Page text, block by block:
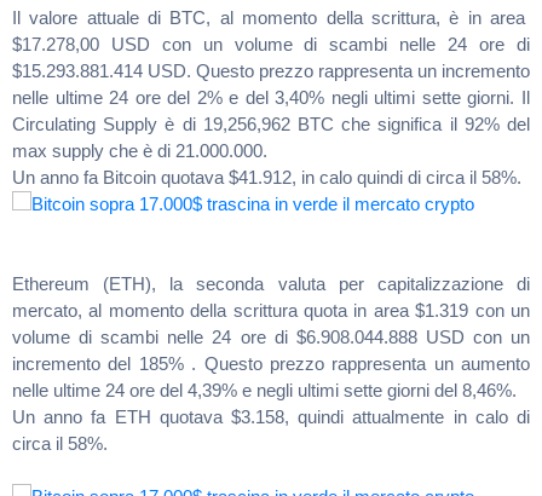
Il valore attuale di BTC, al momento della scrittura, è in area
$17.278,00 USD con un volume di scambi nelle 24 ore di
$15.293.881.414 USD. Questo prezzo rappresenta un incremento
nelle ultime 24 ore del 2% e del 3,40% negli ultimi sette giorni. Il
Circulating Supply è di 19,256,962 BTC che significa il 92% del
max supply che è di 21.000.000.
Un anno fa Bitcoin quotava $41.912, in calo quindi di circa il 58%.
Ethereum (ETH), la seconda valuta per capitalizzazione di
mercato, al momento della scrittura quota in area $1.319 con un
volume di scambi nelle 24 ore di $6.908.044.888 USD con un
incremento del 185% . Questo prezzo rappresenta un aumento
nelle ultime 24 ore del 4,39% e negli ultimi sette giorni del 8,46%.
Un anno fa ETH quotava $3.158, quindi attualmente in calo di
circa il 58%.